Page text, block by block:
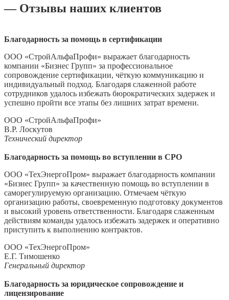
— Отзывы наших клиентов
Благодарность за помощь в сертификации
ООО «СтройАльфаПрофи» выражает благодарность
компании «Бизнес Групп» за профессиональное
сопровождение сертификации, чёткую коммуникацию и
индивидуальный подход. Благодаря слаженной работе
сотрудников удалось избежать бюрократических задержек и
успешно пройти все этапы без лишних затрат времени.
ООО «СтройАльфаПрофи»
В.Р. Лоскутов
Технический директор
Благодарность за помощь во вступлении в СРО
ООО «ТехЭнергоПром» выражает благодарность компании
«Бизнес Групп» за качественную помощь во вступлении в
саморегулируемую организацию. Отмечаем чёткую
организацию работы, своевременную подготовку документов
и высокий уровень ответственности. Благодаря слаженным
действиям команды удалось избежать задержек и оперативно
приступить к выполнению контрактов.
ООО «ТехЭнергоПром»
Е.Г. Тимошенко
Генеральный директор
Благодарность за юридическое сопровождение и
лицензирование